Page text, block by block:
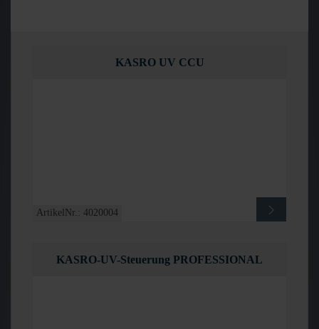
KASRO UV CCU
ArtikelNr.: 4020004
KASRO-UV-Steuerung PROFESSIONAL